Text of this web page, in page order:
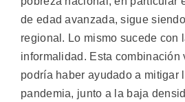
de edad avanzada, sigue
regional. Lo mismo sucede con
informalidad. Esta combinación
podría haber ayudado a mitigar
pandemia, junto a la baja